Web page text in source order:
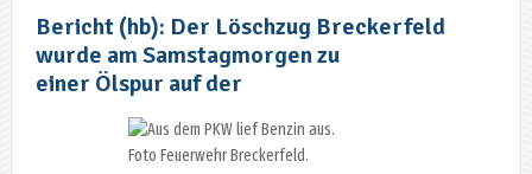
Bericht (hb): Der Löschzug Breckerfeld
wurde am Samstagmorgen zu
einer Ölspur auf der
Foto Feuerwehr Breckerfeld.